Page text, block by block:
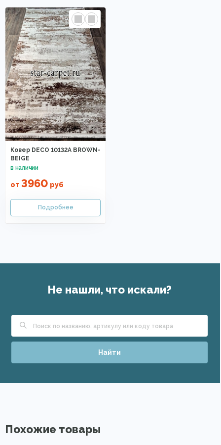
Ковер DECO 10132A BROWN-
BEIGE
от 3960 руб
Не нашли, что искали?
Найти
Похожие товары